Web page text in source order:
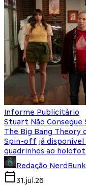
Informe Publicitário
Stuart Não Consegue
The Big Bang Theory
Spin-off já disponível
quadrinhos ao
Redação
31.jul.26